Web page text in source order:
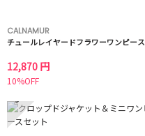
CALNAMUR
チュールレイヤードフラワーワンピース
12,870 円
10%OFF
9